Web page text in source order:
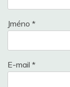
Jméno *
E-mail *